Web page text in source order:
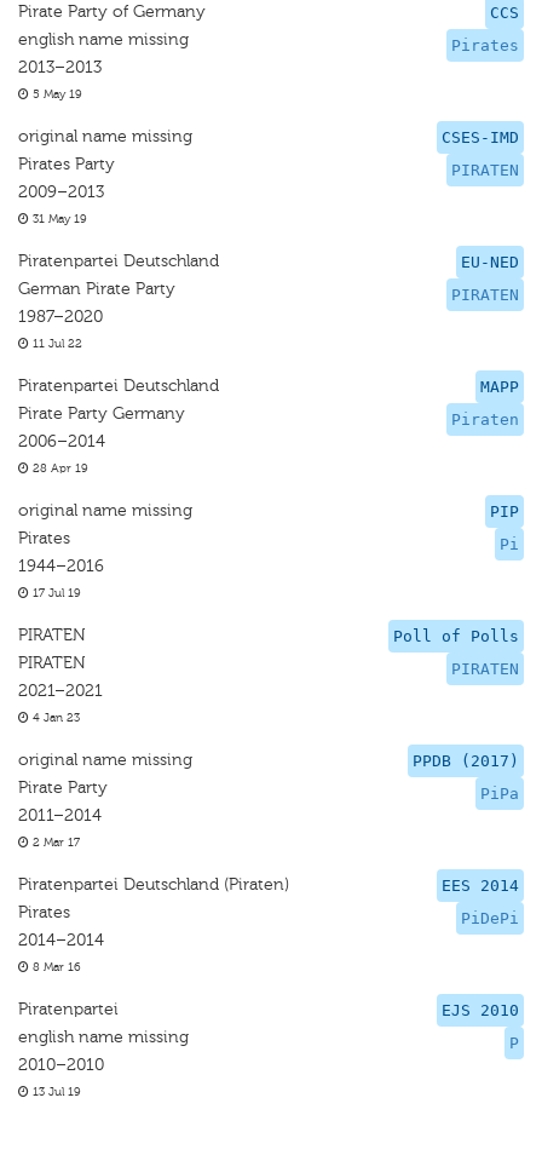
CCS
Pirates
Pirate Party of Germany
english name missing
2013–2013
5 May 19
CSES-IMD
PIRATEN
original name missing
Pirates Party
2009–2013
31 May 19
EU-NED
PIRATEN
Piratenpartei Deutschland
German Pirate Party
1987–2020
11 Jul 22
MAPP
Piraten
Piratenpartei Deutschland
Pirate Party Germany
2006–2014
28 Apr 19
PIP
Pi
original name missing
Pirates
1944–2016
17 Jul 19
Poll of Polls
PIRATEN
PIRATEN
PIRATEN
2021–2021
4 Jan 23
PPDB (2017)
PiPa
original name missing
Pirate Party
2011–2014
2 Mar 17
EES 2014
PiDePi
Piratenpartei Deutschland (Piraten)
Pirates
2014–2014
8 Mar 16
EJS 2010
P
Piratenpartei
english name missing
2010–2010
13 Jul 19